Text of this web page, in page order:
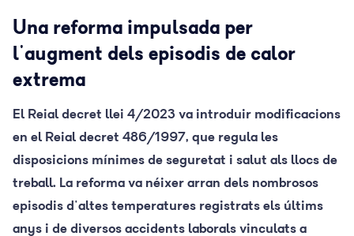
Una reforma impulsada per
l'augment dels episodis de calor
extrema
El Reial decret llei 4/2023 va introduir modificacions
en el Reial decret 486/1997, que regula les
disposicions mínimes de seguretat i salut als llocs de
treball. La reforma va néixer arran dels nombrosos
episodis d'altes temperatures registrats els últims
anys i de diversos accidents laborals vinculats a